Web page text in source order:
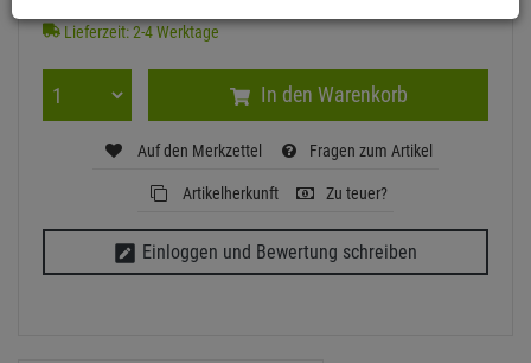
Lieferzeit: 2-4 Werktage
In den Warenkorb
Auf den Merkzettel Fragen zum Artikel
Artikelherkunft Zu teuer?
Einloggen und Bewertung schreiben